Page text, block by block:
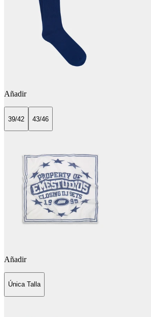
Añadir
39/42 43/46
Añadir
Única Talla